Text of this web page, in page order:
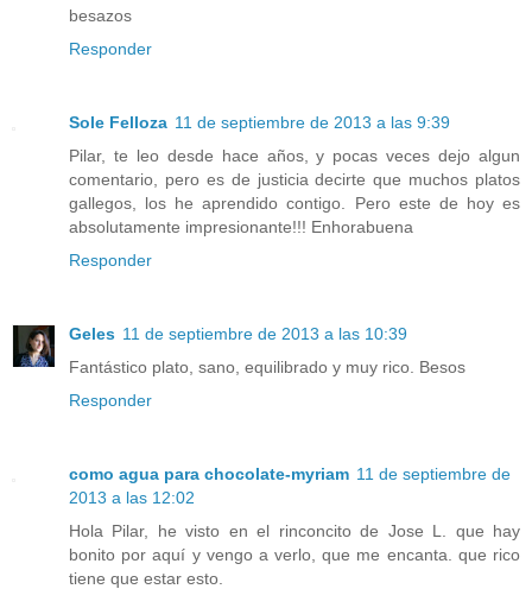
besazos
Responder
Sole Felloza 11 de septiembre de 2013 a las 9:39
Pilar, te leo desde hace años, y pocas veces dejo algun
comentario, pero es de justicia decirte que muchos platos
gallegos, los he aprendido contigo. Pero este de hoy es
absolutamente impresionante!!! Enhorabuena
Responder
Geles 11 de septiembre de 2013 a las 10:39
Fantástico plato, sano, equilibrado y muy rico. Besos
Responder
como agua para chocolate-myriam 11 de septiembre de
2013 a las 12:02
Hola Pilar, he visto en el rinconcito de Jose L. que hay
bonito por aquí y vengo a verlo, que me encanta. que rico
tiene que estar esto.